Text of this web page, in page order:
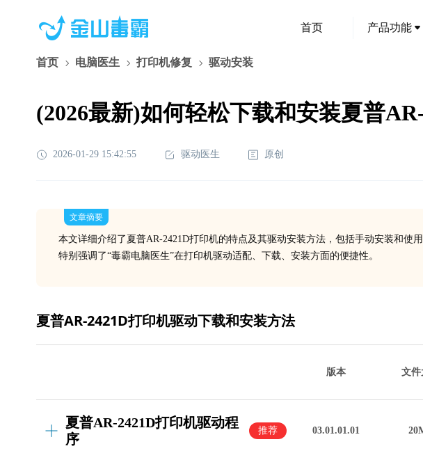
首页 产品功能
首页 电脑医生 打印机修复 驱动安装
(2026最新)如何轻松下载和安装夏普
2026-01-29 15:42:55 驱动医生 原创
文章摘要
本文详细介绍了夏普AR-2421D打印机的特点及其驱动安装方法，包括手动安装和使
特别强调了“毒霸电脑医生”在打印机驱动适配、下载、安装方面的便捷性。
夏普AR-2421D打印机驱动下载和安装方法
版本 文件
夏普AR-2421D打印机驱动程
序
推荐 03.01.01.01